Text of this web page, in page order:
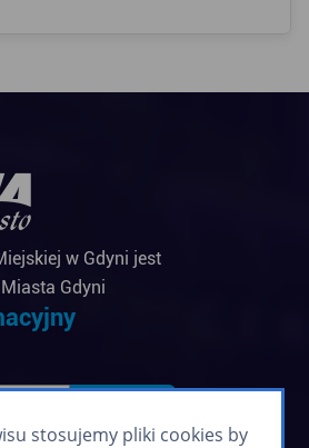
w Gdyni jest
Gdyni
stosujemy pliki cookies by